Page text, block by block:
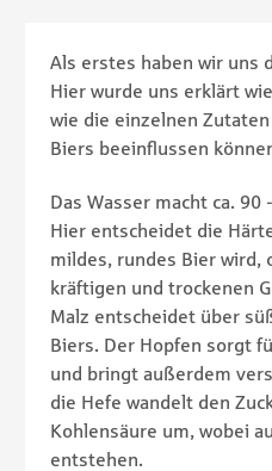
Als erstes haben wir uns
Hier wurde uns erklärt
wie die einzelnen Zutaten
Biers beeinflussen
Das Wasser macht ca.
Hier entscheidet die
mildes, rundes Bier wird,
kräftigen und trockenen
Malz entscheidet über
Biers. Der Hopfen sorgt
und bringt außerdem
die Hefe wandelt den
Kohlensäure um, wobei
entstehen.